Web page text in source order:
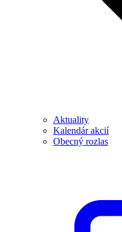
Aktuality
Kalendár akcií
Obecný rozlas